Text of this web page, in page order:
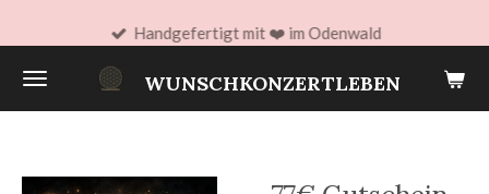
springen
WUNSCHKONZERTLEBEN
Handgefertigt mit ❤️ im Odenwald